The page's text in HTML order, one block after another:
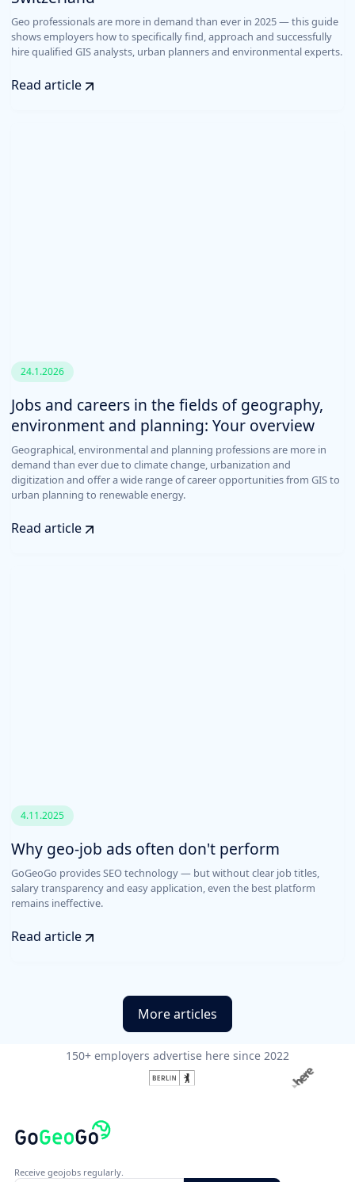
Geo professionals are more in demand than ever in 2025 — this guide
shows employers how to specifically find, approach and successfully
hire qualified GIS analysts, urban planners and environmental experts.
Read article
24.1.2026
Jobs and careers in the fields of geography,
environment and planning: Your overview
Geographical, environmental and planning professions are more in
demand than ever due to climate change, urbanization and
digitization and offer a wide range of career opportunities from GIS to
urban planning to renewable energy.
Read article
4.11.2025
Why geo-job ads often don't perform
GoGeoGo provides SEO technology — but without clear job titles,
salary transparency and easy application, even the best platform
remains ineffective.
Read article
More articles
150+ employers advertise here since 2022
Receive geojobs regularly.